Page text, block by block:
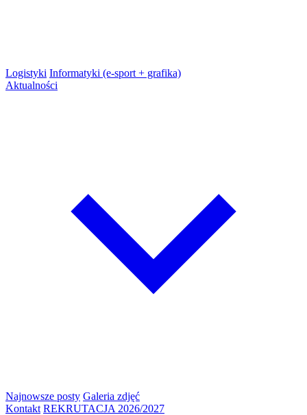
Logistyki Informatyki (e-sport + grafika)
Aktualności
Najnowsze posty Galeria zdjęć
Kontakt REKRUTACJA 2026/2027